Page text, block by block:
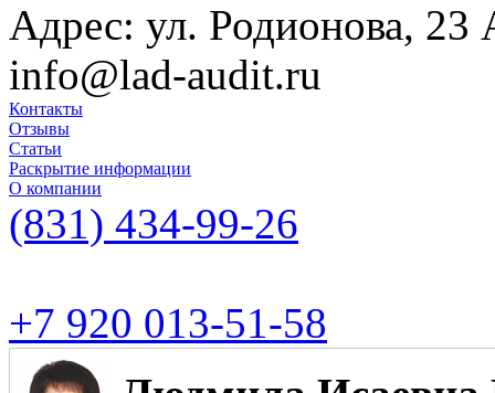
Адрес: ул. Родионова, 23
info@lad-audit.ru
Контакты
Отзывы
Статьи
Раскрытие информации
О компании
(831) 434-99-26
+7 920 013-51-58